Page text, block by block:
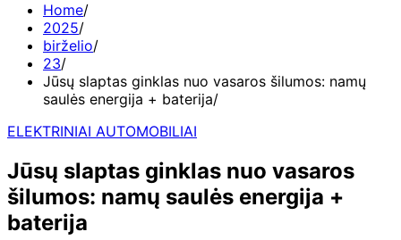
Home
2025
birželio
23
Jūsų slaptas ginklas nuo vasaros šilumos: namų
saulės energija + baterija
ELEKTRINIAI AUTOMOBILIAI
Jūsų slaptas ginklas nuo vasaros
šilumos: namų saulės energija +
baterija